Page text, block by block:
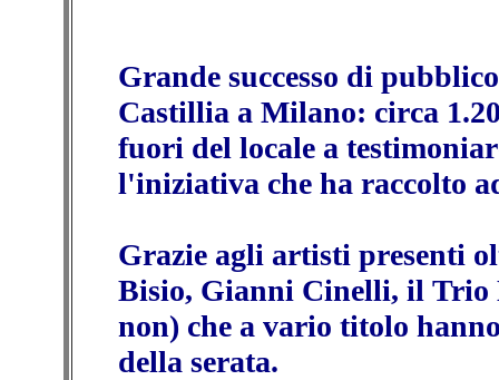
Grande successo di
Castillia a Milano: circa
fuori del locale a
l'iniziativa che ha raccolto
Grazie agli artisti presenti
Bisio, Gianni Cinelli, il Trio
non) che a vario titolo
della serata.